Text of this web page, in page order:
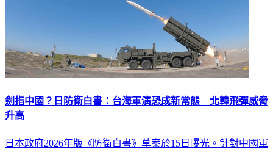
劍指中國？日防衛白書：台海軍演恐成新常態 北韓飛彈威脅